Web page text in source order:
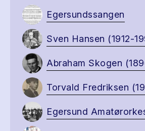
Egersundssangen
Sven Hansen (1912-
Abraham Skogen
Torvald Fredriksen
Egersund